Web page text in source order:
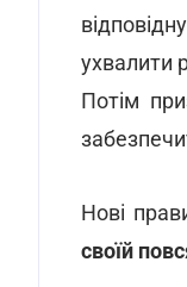
ухвалити
Потім
Нові
своїй